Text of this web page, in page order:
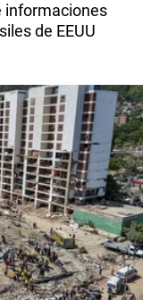
informaciones
de EEUU